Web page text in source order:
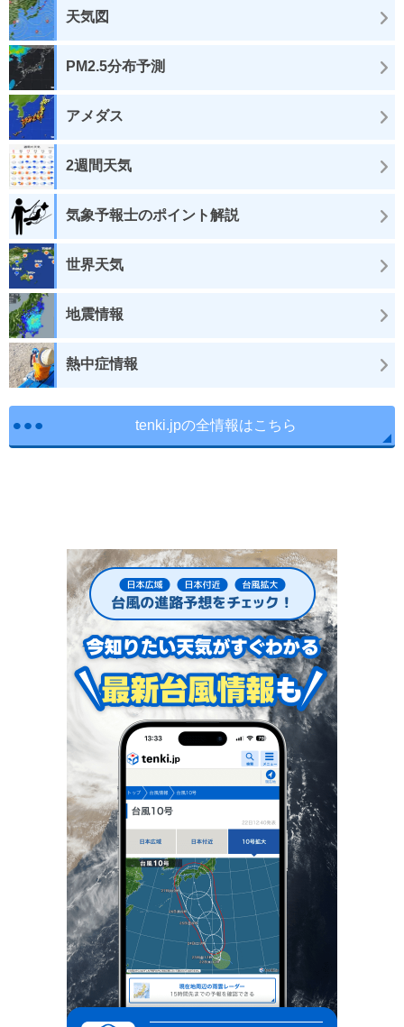
天気図
PM2.5分布予測
アメダス
2週間天気
気象予報士のポイント解説
世界天気
地震情報
熱中症情報
tenki.jpの全情報はこちら